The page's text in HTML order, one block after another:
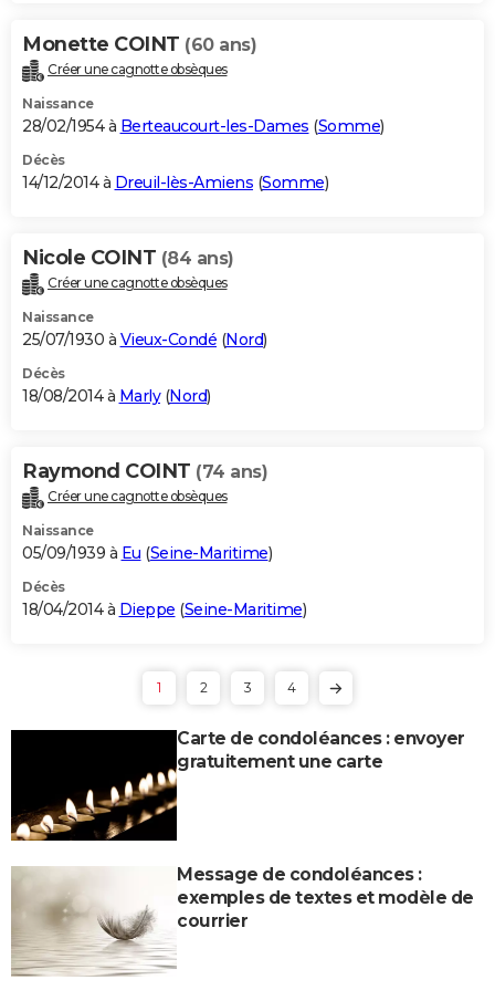
Monette COINT (60 ans)
Créer une cagnotte obsèques
Naissance
28/02/1954 à Berteaucourt-les-Dames (Somme)
Décès
14/12/2014 à Dreuil-lès-Amiens (Somme)
Nicole COINT (84 ans)
Créer une cagnotte obsèques
Naissance
25/07/1930 à Vieux-Condé (Nord)
Décès
18/08/2014 à Marly(Nord)
Raymond COINT (74 ans)
Créer une cagnotte obsèques
Naissance
05/09/1939 à Eu (Seine-Maritime)
Décès
18/04/2014 à Dieppe (Seine-Maritime)
1 2 3 4
Carte de condoléances : envoyer
gratuitement une carte
Message de condoléances :
exemples de textes et modèle de
courrier